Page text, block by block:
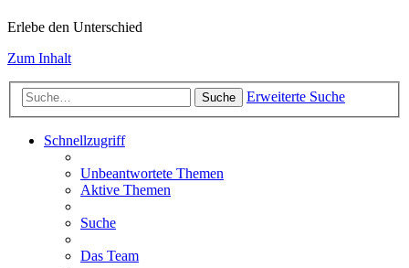
Erlebe den Unterschied
Zum Inhalt
Suche Erweiterte Suche
Schnellzugriff
Unbeantwortete Themen
Aktive Themen
Suche
Das Team